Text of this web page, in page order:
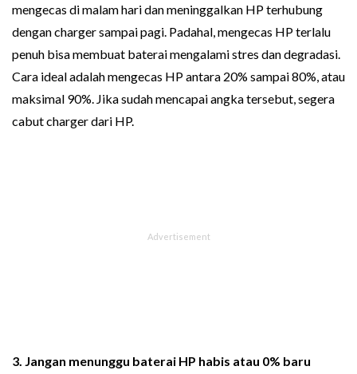
mengecas di malam hari dan meninggalkan HP terhubung
dengan charger sampai pagi. Padahal, mengecas HP terlalu
penuh bisa membuat baterai mengalami stres dan degradasi.
Cara ideal adalah mengecas HP antara 20% sampai 80%, atau
maksimal 90%. Jika sudah mencapai angka tersebut, segera
cabut charger dari HP.
3. Jangan menunggu baterai HP habis atau 0% baru